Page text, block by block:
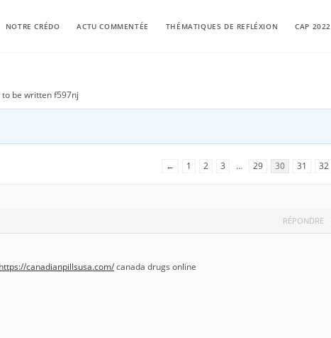
NOTRE CRÉDO ACTU COMMENTÉE THÉMATIQUES DE REFLÉXION CAP 2022
be written f597nj
← 1 2 3 … 29 30 31 32
RÉPONDRE
https://canadianpillsusa.com/canada drugs online